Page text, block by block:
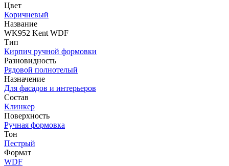
Цвет
Коричневый
Название
WK952 Kent WDF
Тип
Кирпич ручной формовки
Разновидность
Рядовой полнотелый
Назначение
Для фасадов и интерьеров
Состав
Клинкер
Поверхность
Ручная формовка
Тон
Пестрый
Формат
WDF